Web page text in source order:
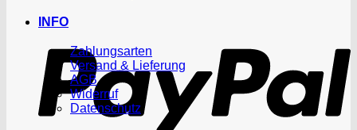
INFO
Zahlungsarten
Versand & Lieferung
AGB
Widerruf
Datenschutz